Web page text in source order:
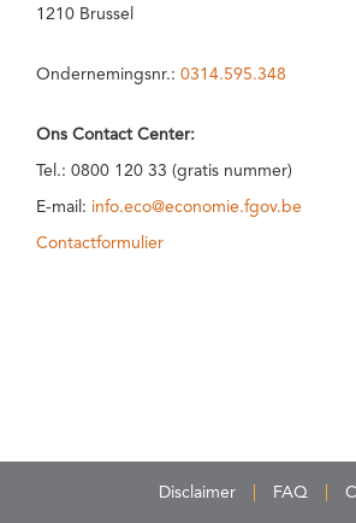
1210 Brussel
Ondernemingsnr.: 0314.595.348
Ons Contact Center:
Tel.: 0800 120 33 (gratis nummer)
E-mail: info.eco@economie.fgov.be
Contactformulier
Disclaimer FAQ